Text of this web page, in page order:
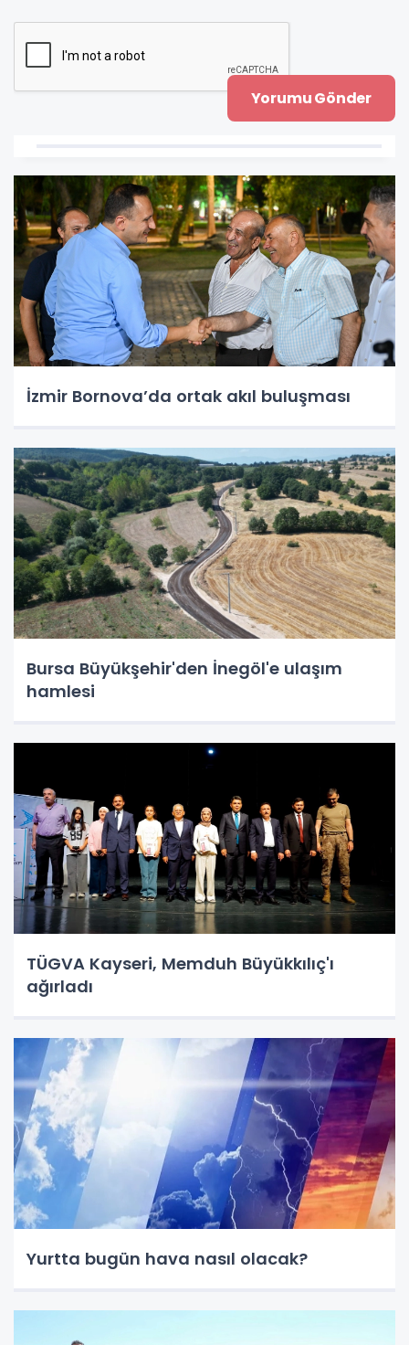
İzmir Bornova’da ortak akıl buluşması
Bursa Büyükşehir'den İnegöl'e ulaşım
hamlesi
TÜGVA Kayseri, Memduh Büyükkılıç'ı
ağırladı
Yurtta bugün hava nasıl olacak?